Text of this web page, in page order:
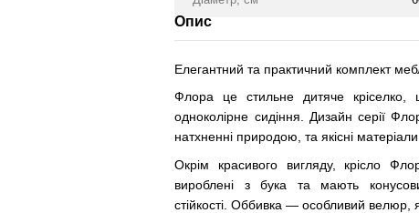
Опис
Елегантний та практичний комплект
Флора це стильне дитяче
одноколірне сидіння. Дизайн серії
натхненні природою, та якісні
Окрім красивого вигляду, крісло
вироблені з бука та мають
стійкості. Оббивка — особливий велюр,